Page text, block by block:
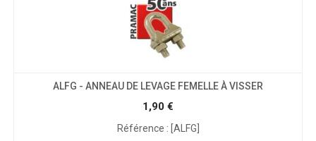
ALFG - ANNEAU DE LEVAGE FEMELLE À VISSER
1,90 €
Référence : [ALFG]